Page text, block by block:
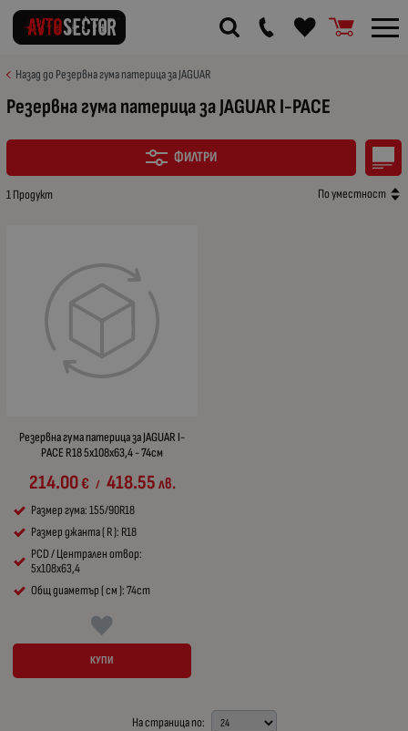
Назад до Резервна гума патерица за JAGUAR
Резервна гума патерица за JAGUAR I-PACE
ФИЛТРИ
1 Продукт По уместност
Резервна гума патерица за JAGUAR I-
PACE R18 5x108x63,4 - 74см
214.00€ / 418.55лв.
Размер гума: 155/90R18
Размер джанта ( R ): R18
PCD / Централен отвор:
5x108x63,4
Общ диаметър ( см ): 74cm
КУПИ
На страница по: